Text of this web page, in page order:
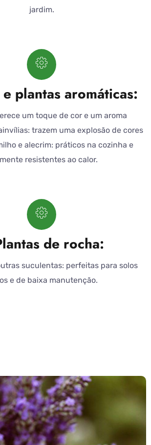
jardim.
plantas aromáticas:
um toque de cor e um aroma
trazem uma explosão de cores
e alecrim: práticos na cozinha e
resistentes ao calor.
de rocha:
suculentas: perfeitas para solos
e de baixa manutenção.